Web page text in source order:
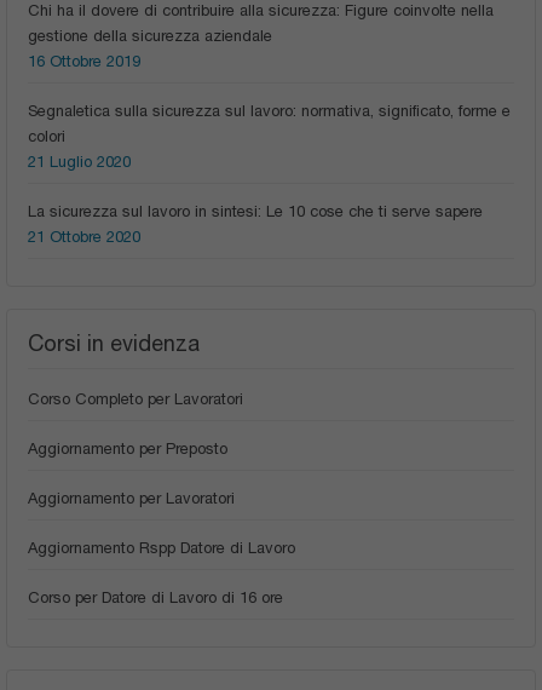
Chi ha il dovere di contribuire alla sicurezza: Figure coinvolte nella
gestione della sicurezza aziendale
16 Ottobre 2019
Segnaletica sulla sicurezza sul lavoro: normativa, significato, forme e
colori
21 Luglio 2020
La sicurezza sul lavoro in sintesi: Le 10 cose che ti serve sapere
21 Ottobre 2020
Corsi in evidenza
Corso Completo per Lavoratori
Aggiornamento per Preposto
Aggiornamento per Lavoratori
Aggiornamento Rspp Datore di Lavoro
Corso per Datore di Lavoro di 16 ore